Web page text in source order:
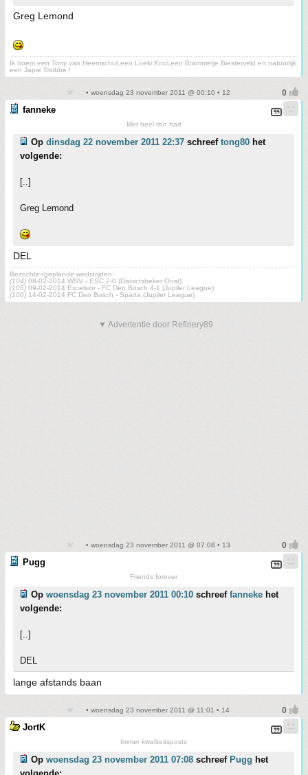
Greg Lemond
Ik noem een Tony van Heemschut,een Loeki Knol,een Brammetje Biesterveld en natuurlijk
een Japie Stobbe !
• woensdag 23 november 2011 @ 00:10 • 12
fanneke
Met heel m'n hart
Op dinsdag 22 november 2011 22:37 schreef tong80 het
volgende:
[..]
Greg Lemond
DEL
Bezochte-/geplande wedstrijden:
(104) 08-02-2014 WSV - ESC 2-0 (Districtsbeker Oost)
(105) 09-02-2014 Excelsior - FC Den Bosch 4-1 (Jupiler League)
(106) 14-02-2014 FC Den Bosch - Sparta (Jupiler League)
▼ Advertentie door Refinery89
• woensdag 23 november 2011 @ 07:08 • 13
Pugg
Friends forever
Op woensdag 23 november 2011 00:10 schreef fanneke het
volgende:
[..]
DEL
lange afstands baan
• woensdag 23 november 2011 @ 11:01 • 14
JortK
Immer kwaliteitsposts
Op woensdag 23 november 2011 07:08 schreef Pugg het